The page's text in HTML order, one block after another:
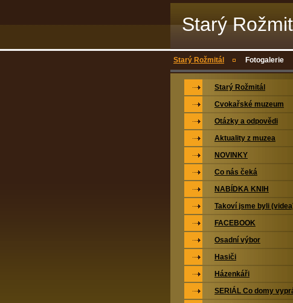
Starý
Starý Rožmitál Fotogalerie
Starý Rožmitál
Cvokařské muzeum
Otázky a odpovědi
Aktuality z muzea
NOVINKY
Co nás čeká
NABÍDKA KNIH
Takoví jsme byli
FACEBOOK
Osadní výbor
Hasiči
Házenkáři
SERIÁL Co domy